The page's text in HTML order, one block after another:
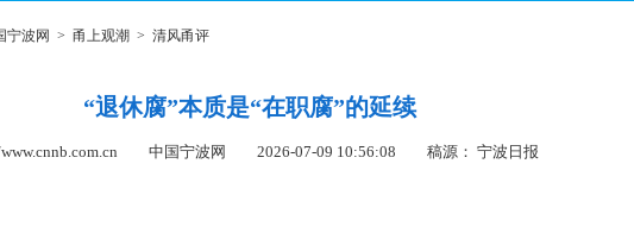
宁波网 > 甬上观潮 > 清风甬评
“退休腐”本质是“在职腐”的延续
www.cnnb.com.cn 中国宁波网 2026-07-09 10:56:08 稿源： 宁波日报